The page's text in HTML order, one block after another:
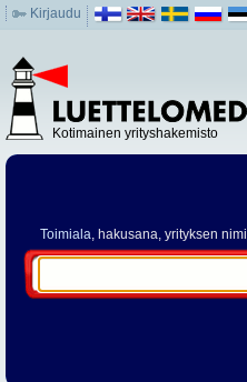
Kirjaudu
Kotimainen yrityshakemisto
Toimiala, hakusana, yrityksen nimi